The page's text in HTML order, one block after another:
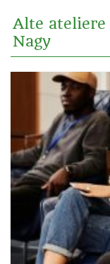
Alte ateliere
Nagy